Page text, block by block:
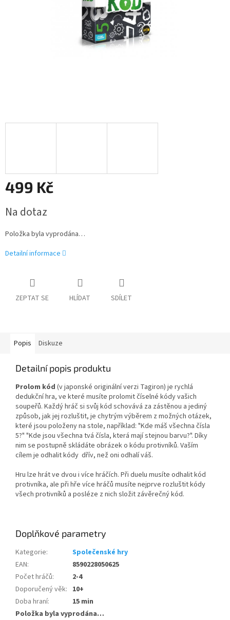
499 Kč
cena:
Na dotaz
Položka byla vyprodána…
Detailní informace
ZEPTAT SE HLÍDAT SDÍLET
Popis Diskuze
Detailní popis produktu
Prolom kód (v japonské originální verzi Tagiron) je rychlá
dedukční hra, ve které musíte prolomit číselné kódy vašich
soupeřů. Každý hráč si svůj kód schovává za zástěnou a jediný
způsob, jak jej rozluštit, je chytrým výběrem z možných otázek,
které jsou položeny na stole, například: "Kde máš všechna čísla
5?" "Kde jsou všechna tvá čísla, která mají stejnou barvu?". Díky
nim se postupně skládáte obrázek o kódu protivníků. Vaším
cílem je odhalit kódy dřív, než oni odhalí váš.
Hru lze hrát ve dvou i více hráčích. Při duelu musíte odhalit kód
protivníka, ale při hře více hráčů musíte nejprve rozluštit kódy
všech protivníků a posléze z nich složit závěrečný kód.
Doplňkové parametry
Kategorie:
Společenské hry
EAN:
8590228050625
Počet hráčů:
2-4
Doporučený věk: 10+
Doba hraní:
15 min
Položka byla vyprodána…